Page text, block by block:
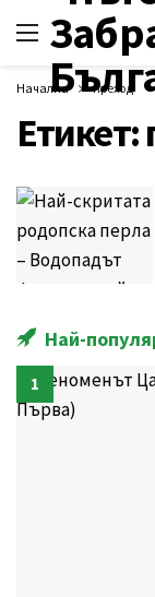
Начална преход
Етикет:
Най-